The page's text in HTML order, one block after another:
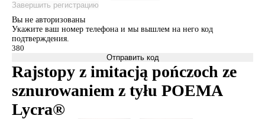
Завершить регистрацию
Вы не авторизованы
Укажите ваш номер телефона и мы вышлем на него код
подтверждения.
Отправить код
Rajstopy z imitacją pończoch ze
sznurowaniem z tyłu POEMA
Lycra®